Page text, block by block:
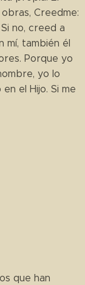
Creedme:
no, creed a
mí, también él
Porque yo
yo lo
el Hijo. Si me
que han